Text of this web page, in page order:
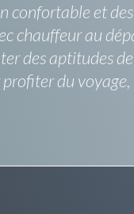
et
chauffeur au
des aptitudes
du